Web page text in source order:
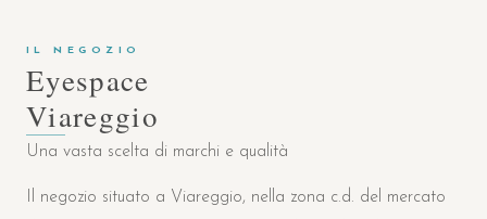
IL NEGOZIO
Eyespace
Viareggio
Una vasta scelta di marchi e qualità
Il negozio situato a Viareggio, nella zona c.d. del mercato